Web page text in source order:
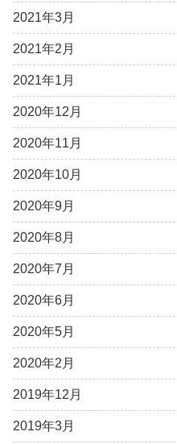
2021年3月
2021年2月
2021年1月
2020年12月
2020年11月
2020年10月
2020年9月
2020年8月
2020年7月
2020年6月
2020年5月
2020年2月
2019年12月
2019年3月